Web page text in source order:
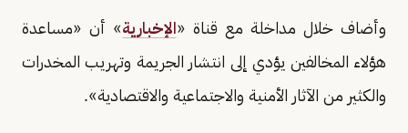
وأضاف خلال مداخلة مع قناة «الإخبارية» أن «مساعدة
هؤلاء المخالفين يؤدي إلى انتشار الجريمة وتهريب المخدرات
والكثير من الآثار الأمنية والاجتماعية والاقتصادية».